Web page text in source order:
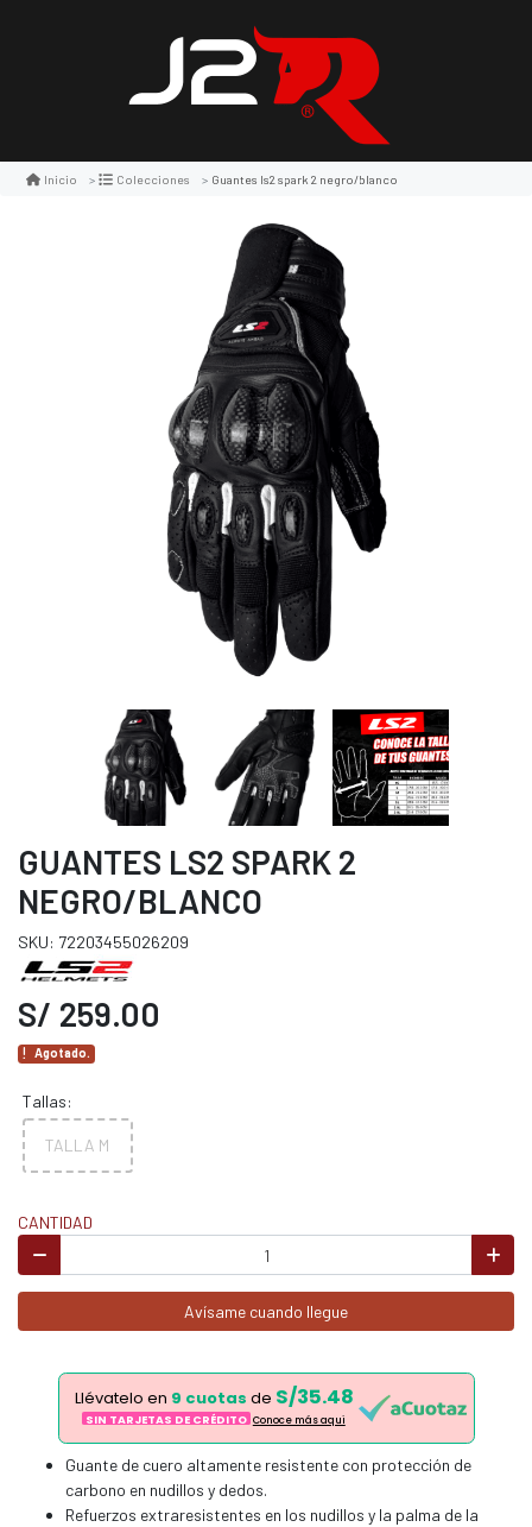
Inicio Colecciones Guantes ls2 spark 2 negro/blanco
GUANTES LS2 SPARK 2
NEGRO/BLANCO
SKU: 72203455026209
S/ 259.00
Agotado.
Tallas:
TALLA M
CANTIDAD
Avísame cuando llegue
Llévatelo en 9 cuotas de S/35.48
SIN TARJETAS DE CRÉDITO Conoce más aqui
Guante de cuero altamente resistente con protección de
carbono en nudillos y dedos.
Refuerzos extraresistentes en los nudillos y la palma de la